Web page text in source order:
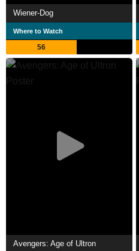
Wiener-Dog
Where to Watch
56
Avengers: Age of Ultron